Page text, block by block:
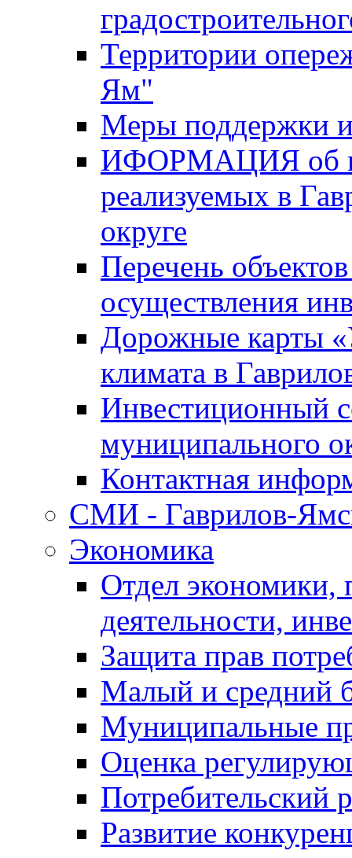
Территории
Ям"
Меры поддержки
ИФОРМАЦИЯ об
реализуемых в
округе
Перечень
осуществления
Дорожные карты
климата в
Инвестиционный
муниципального
Контактная
СМИ - Гаврилов-
Экономика
Отдел экономики,
деятельности,
Защита прав
Малый и средний
Муниципальные
Оценка
Потребительский
Развитие